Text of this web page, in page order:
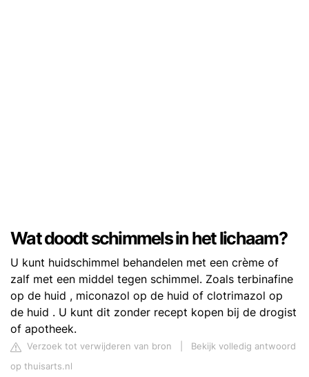
Wat doodt schimmels in het lichaam?
U kunt huidschimmel behandelen met een crème of
zalf met een middel tegen schimmel. Zoals terbinafine
op de huid , miconazol op de huid of clotrimazol op
de huid . U kunt dit zonder recept kopen bij de drogist
of apotheek.
Verzoek tot verwijderen van bron
Bekijk volledig antwoord
op thuisarts.nl